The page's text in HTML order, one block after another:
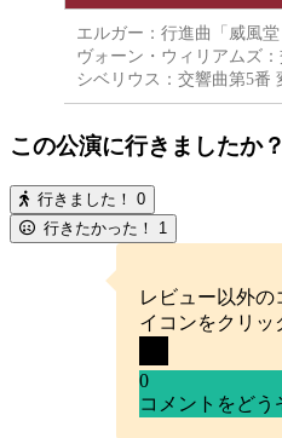
エルガー：行進曲「威風
ヴォーン・ウィリアムズ
シベリウス：交響曲第5
この公演に行きましたか？
行きました！ 0
行きたかった！ 1
レビュー以外
イコンをクリ
0
コメントをどう